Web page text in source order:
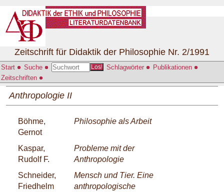
Start Suche Los! Schlagwörter
Publikationen
Zeitschriften
Zeitschrift für Didaktik der Philosophie Nr. 2/1991
Anthropologie II
Böhme,
Gernot
Philosophie als Arbeit
Kaspar,
Rudolf F.
Probleme mit der
Anthropologie
Schneider,
Friedhelm
Mensch und Tier. Eine
anthropologische